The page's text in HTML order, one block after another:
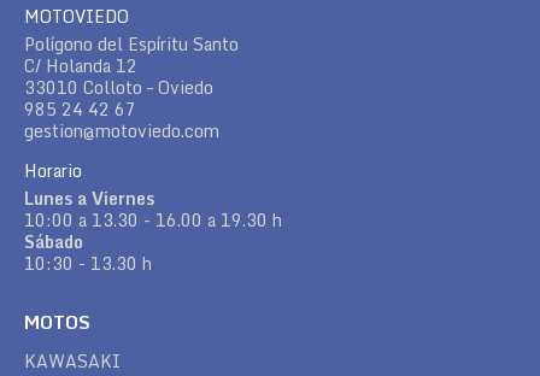
MOTOVIEDO
Polígono del Espíritu Santo
C/ Holanda 12
33010 Colloto – Oviedo
985 24 42 67
gestion@motoviedo.com
Horario
Lunes a Viernes
10:00 a 13.30 - 16.00 a 19.30 h
Sábado
10:30 - 13.30 h
MOTOS
KAWASAKI